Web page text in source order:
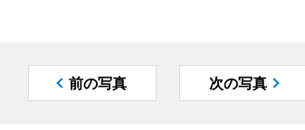
前の写真 次の写真